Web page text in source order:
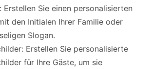
Erstellen Sie einen personalisierten
den Initialen Ihrer Familie oder
Slogan.
Erstellen Sie personalisierte
für Ihre Gäste, um sie